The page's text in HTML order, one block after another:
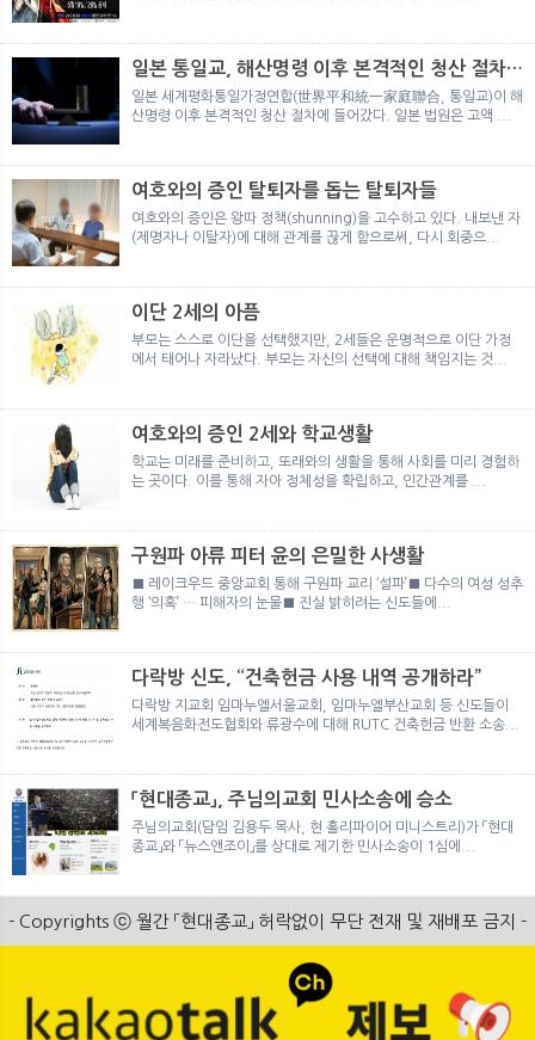
일본 통일교, 해산명령 이후 본격적인 청산 절차
돌입
일본 세계평화통일가정연합(世界平和統一家庭聯合, 통일교)이 해
산명령 이후 본격적인 청산 절차에 들어갔다. 일본 법원은 고액 ...
여호와의 증인 탈퇴자를 돕는 탈퇴자들
여호와의 증인은 왕따 정책(shunning)을 고수하고 있다. 내보낸 자
(제명자나 이탈자)에 대해 관계를 끊게 함으로써, 다시 회중으...
이단 2세의 아픔
부모는 스스로 이단을 선택했지만, 2세들은 운명적으로 이단 가정
에서 태어나 자라났다. 부모는 자신의 선택에 대해 책임지는 것...
여호와의 증인 2세와 학교생활
학교는 미래를 준비하고, 또래와의 생활을 통해 사회를 미리 경험하
는 곳이다. 이를 통해 자아 정체성을 확립하고, 인간관계를 ...
구원파 아류 피터 윤의 은밀한 사생활
■ 레이크우드 중앙교회 통해 구원파 교리 ‘설파’■ 다수의 여성 성추
행 ‘의혹’ … 피해자의 눈물■ 진실 밝히려는 신도들에...
다락방 신도, “건축헌금 사용 내역 공개하라”
다락방 지교회 임마누엘서울교회, 임마누엘부산교회 등 신도들이
세계복음화전도협회와 류광수에 대해 RUTC 건축헌금 반환 소송...
「현대종교」, 주님의교회 민사소송에 승소
주님의교회(담임 김용두 목사, 현 홀리파이어 미니스트리)가 「현대
종교」와 「뉴스앤조이」를 상대로 제기한 민사소송이 1심에...
- Copyrights ⓒ 월간 「현대종교」 허락없이 무단 전재 및 재배포 금지 -